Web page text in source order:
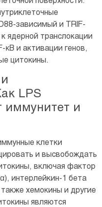
зависимый и TRIF-
ядерной транслокации
κB и активации генов,
цитокины.
LPS
иммунитет и
клетки
и высвобождать
включая фактор
интерлейкин-1 бета
хемокины и другие
являются